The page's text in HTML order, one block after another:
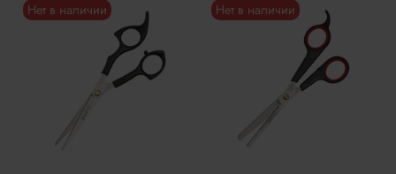
Нет в наличии Нет в наличии